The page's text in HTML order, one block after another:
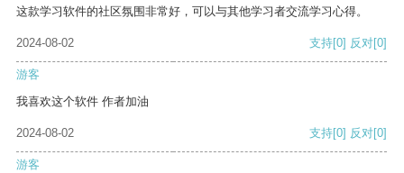
这款学习软件的社区氛围非常好，可以与其他学习者交流学习心得。
2024-08-02 支持[0] 反对[0]
游客
我喜欢这个软件 作者加油
2024-08-02 支持[0] 反对[0]
游客